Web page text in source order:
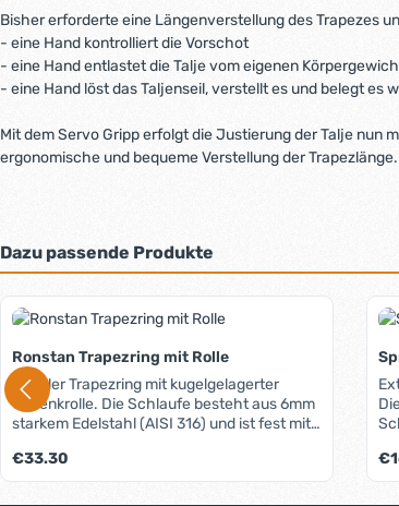
Bisher erforderte eine Längenverstellung des Trapezes
- eine Hand kontrolliert die Vorschot
- eine Hand entlastet die Talje vom eigenen
- eine Hand löst das Taljenseil, verstellt es und belegt es
Mit dem Servo Gripp erfolgt die Justierung der Talje nun
ergonomische und bequeme Verstellung der Trapezlänge.
Dazu passende Produkte
Produktgalerie überspringen
Ronstan Trapezring mit Rolle
Stabiler Trapezring mit kugelgelagerter
Umlenkrolle. Die Schlaufe besteht aus 6mm
starkem Edelstahl (AISI 316) und ist fest mit
vernietet. Der Block ermöglicht eine
höhenverstellbare Taille mit 2:1-
Untersetzung.
Regulärer Preis:
€33.30